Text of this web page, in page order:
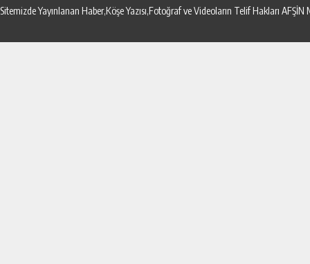
Sitemizde Yayınlanan Haber,Köşe Yazısı,Fotoğraf ve Videoların Telif Hakları